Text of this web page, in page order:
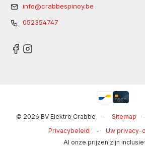
info@crabbespinoy.be
052354747
© 2026 BV Elektro Crabbe - Sitemap -
Privacybeleid
- Uw privacy-
Al onze prijzen zijn